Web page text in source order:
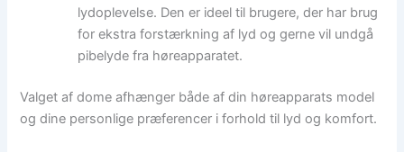
lydoplevelse. Den er ideel til brugere, der har brug
for ekstra forstærkning af lyd og gerne vil undgå
pibelyde fra høreapparatet.
Valget af dome afhænger både af din høreapparats model
og dine personlige præferencer i forhold til lyd og komfort.